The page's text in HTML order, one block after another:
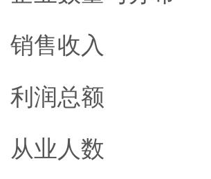
售收入
润总额
业人数